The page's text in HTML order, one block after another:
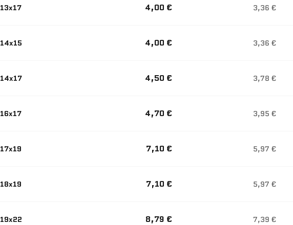
13x17 4,00 € 3,36 €
14x15 4,00 € 3,36 €
14x17 4,50 € 3,78 €
16x17 4,70 € 3,95 €
17x19 7,10 € 5,97 €
18x19 7,10 € 5,97 €
19x22 8,79 € 7,39 €